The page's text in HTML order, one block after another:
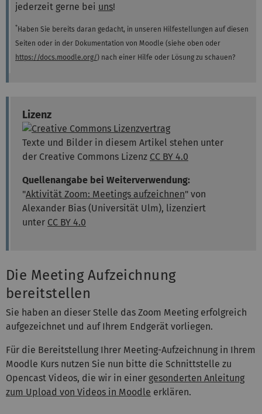
jederzeit gerne bei uns!
*Haben Sie bereits daran gedacht, in unseren Hilfestellungen auf diesen
Seiten oder in der Dokumentation von Moodle (siehe oben oder
https://docs.moodle.org/) nach einer Hilfe oder Lösung zu schauen?
Lizenz
Texte und Bilder in diesem Artikel stehen unter
der Creative Commons Lizenz CC BY 4.0
Quellenangabe bei Weiterverwendung:
"Aktivität Zoom: Meetings aufzeichnen" von
Alexander Bias (Universität Ulm), lizenziert
unter CC BY 4.0
Die Meeting Aufzeichnung
bereitstellen
Sie haben an dieser Stelle das Zoom Meeting erfolgreich
aufgezeichnet und auf Ihrem Endgerät vorliegen.
Für die Bereitstellung Ihrer Meeting-Aufzeichnung in Ihrem
Moodle Kurs nutzen Sie nun bitte die Schnittstelle zu
Opencast Videos, die wir in einer gesonderten Anleitung
zum Upload von Videos in Moodle erklären.